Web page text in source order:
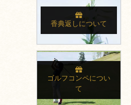
香典返しについて
ゴルフコンペについ
て